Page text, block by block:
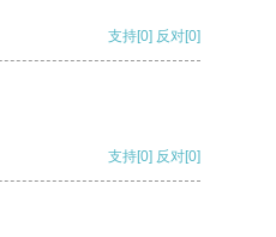
支持[0] 反对[0]
支持[0] 反对[0]